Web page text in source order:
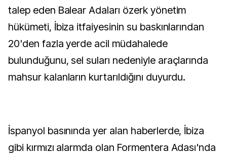
talep eden Balear Adaları özerk yönetim
hükümeti, İbiza itfaiyesinin su baskınlarından
20'den fazla yerde acil müdahalede
bulunduğunu, sel suları nedeniyle araçlarında
mahsur kalanların kurtarıldığını duyurdu.
İspanyol basınında yer alan haberlerde, İbiza
gibi kırmızı alarmda olan Formentera Adası'nda